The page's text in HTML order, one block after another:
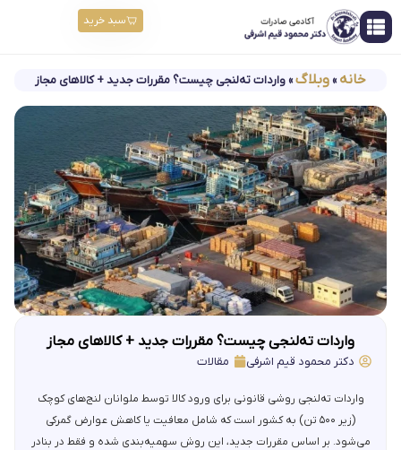
سبد خرید
خانه» وبلاگ» واردات ته‌لنجی چیست؟ مقررات جدید + کالاهای مجاز
واردات ته‌لنجی چیست؟ مقررات جدید + کالاهای مجاز
دکتر محمود قیم اشرفی مقالات
واردات ته‌لنجی روشی قانونی برای ورود کالا توسط ملوانان لنج‌های کوچک
(زیر ۵۰۰ تن) به کشور است که شامل معافیت یا کاهش عوارض گمرکی
می‌شود. بر اساس مقررات جدید، این روش سهمیه‌بندی شده و فقط در بنادر